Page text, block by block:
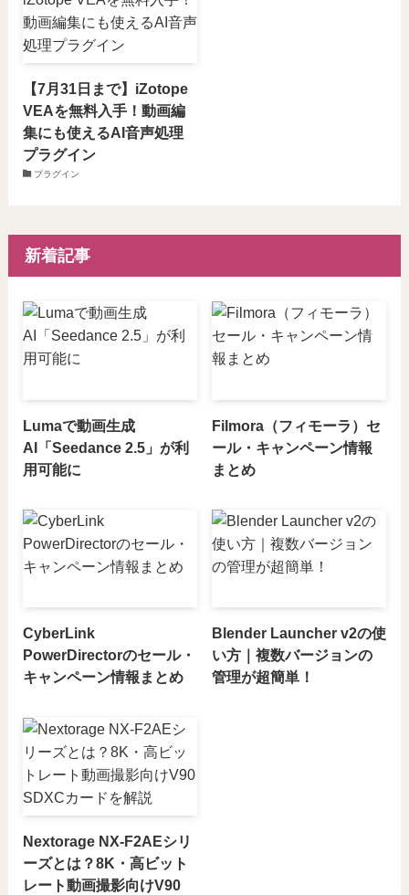
【7月31日まで】iZotope
VEAを無料入手！動画編
集にも使えるAI音声処理
プラグイン
プラグイン
新着記事
Lumaで動画生成
AI「Seedance 2.5」が利
用可能に
Filmora（フィモーラ）セ
ール・キャンペーン情報
まとめ
CyberLink
PowerDirectorのセール・
キャンペーン情報まとめ
Blender Launcher v2の使
い方｜複数バージョンの
管理が超簡単！
Nextorage NX-F2AEシリ
ーズとは？8K・高ビット
レート動画撮影向けV90